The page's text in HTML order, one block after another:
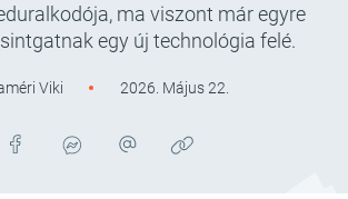
ma viszont már egyre
egy új technológia felé.
Viki 2026. Május 22.